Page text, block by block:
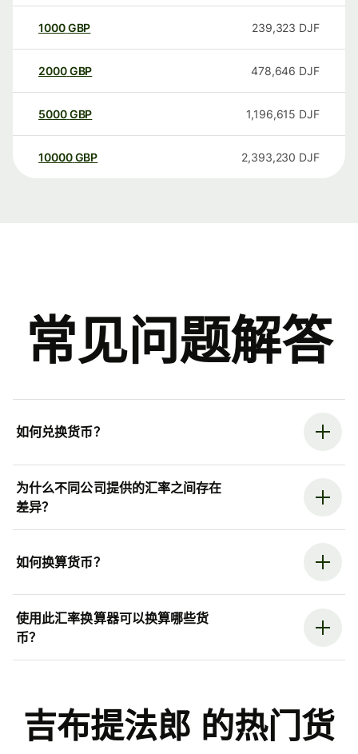
1000GBP 239,323 DJF
2000GBP 478,646 DJF
5000GBP 1,196,615 DJF
10000 GBP 2,393,230 DJF
常见问题解答
如何兑换货币？
为什么不同公司提供的汇率之间存在
差异？
如何换算货币？
使用此汇率换算器可以换算哪些货
币？
吉布提法郎 的热门货